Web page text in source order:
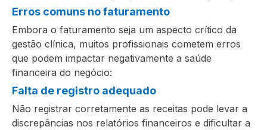
Erros comuns no faturamento
Embora o faturamento seja um aspecto crítico da
gestão clínica, muitos profissionais cometem erros
que podem impactar negativamente a saúde
financeira do negócio:
Falta de registro adequado
Não registrar corretamente as receitas pode levar a
discrepâncias nos relatórios financeiros e dificultar a